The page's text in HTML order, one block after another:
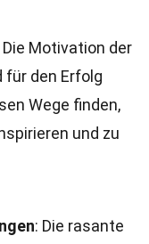
Die Motivation der
den Erfolg
Wege finden,
und zu
: Die rasante